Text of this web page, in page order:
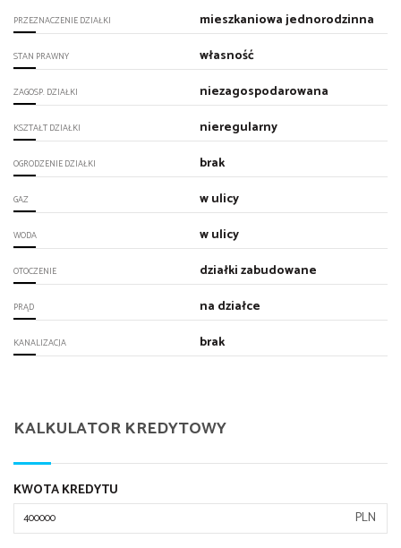
PRZEZNACZENIE DZIAŁKI mieszkaniowa jednorodzinna
STAN PRAWNY własność
ZAGOSP. DZIAŁKI niezagospodarowana
KSZTAŁT DZIAŁKI nieregularny
OGRODZENIE DZIAŁKI brak
GAZ w ulicy
WODA w ulicy
OTOCZENIE działki zabudowane
PRĄD na działce
KANALIZACJA brak
KALKULATOR KREDYTOWY
KWOTA KREDYTU
PLN